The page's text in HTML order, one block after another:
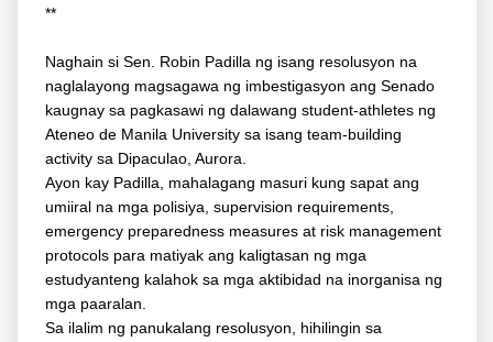
**
Naghain si Sen. Robin Padilla ng isang resolusyon na
naglalayong magsagawa ng imbestigasyon ang Senado
kaugnay sa pagkasawi ng dalawang student-athletes ng
Ateneo de Manila University sa isang team-building
activity sa Dipaculao, Aurora.
Ayon kay Padilla, mahalagang masuri kung sapat ang
umiiral na mga polisiya, supervision requirements,
emergency preparedness measures at risk management
protocols para matiyak ang kaligtasan ng mga
estudyanteng kalahok sa mga aktibidad na inorganisa ng
mga paaralan.
Sa ilalim ng panukalang resolusyon, hihilingin sa